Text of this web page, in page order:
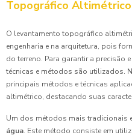
Topográfico Altimétrico
O levantamento topográfico
engenharia e na arquitetura, pois
do terreno. Para garantir a precisão
técnicas e métodos são utilizados.
principais métodos e técnicas
altimétrico, destacando suas
Um dos métodos mais tradicionais
água. Este método consiste em